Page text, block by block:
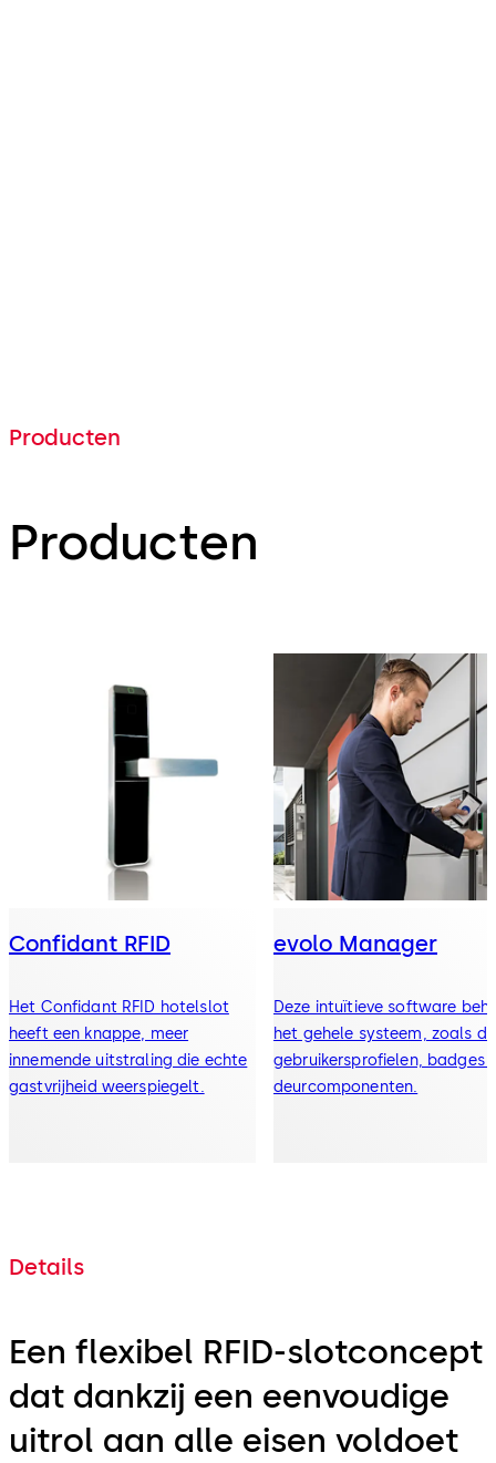
Producten
Producten
Confidant RFID
Het Confidant RFID hotelslot
heeft een knappe, meer
innemende uitstraling die echte
gastvrijheid weerspiegelt.
evolo Manager
Deze intuïtieve software
het gehele systeem, zoals de
gebruikersprofielen, badges
deurcomponenten.
Details
Een flexibel RFID-slotconcept
dat dankzij een eenvoudige
uitrol aan alle eisen voldoet